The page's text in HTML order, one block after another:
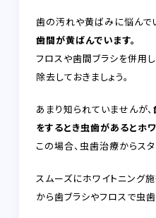
歯の汚れや黄ばみに悩んで
歯間が黄ばんでいます。
フロスや歯間ブラシを併用
除去しておきましょう。
あまり知られていませんが、
をするとき虫歯があるとホ
この場合、虫歯治療からスタ
スムーズにホワイトニング
から歯ブラシやフロスで虫歯